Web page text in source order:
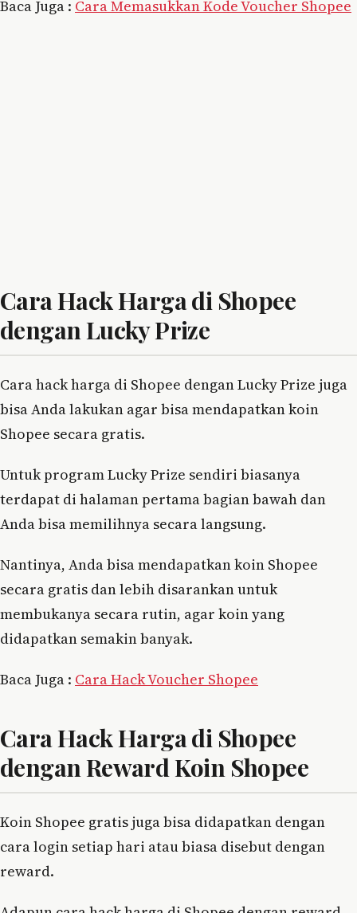
Baca Juga : Cara Memasukkan Kode Voucher Shopee
Cara Hack Harga di Shopee
dengan Lucky Prize
Cara hack harga di Shopee dengan Lucky Prize juga
bisa Anda lakukan agar bisa mendapatkan koin
Shopee secara gratis.
Untuk program Lucky Prize sendiri biasanya
terdapat di halaman pertama bagian bawah dan
Anda bisa memilihnya secara langsung.
Nantinya, Anda bisa mendapatkan koin Shopee
secara gratis dan lebih disarankan untuk
membukanya secara rutin, agar koin yang
didapatkan semakin banyak.
Baca Juga : Cara Hack Voucher Shopee
Cara Hack Harga di Shopee
dengan Reward Koin Shopee
Koin Shopee gratis juga bisa didapatkan dengan
cara login setiap hari atau biasa disebut dengan
reward.